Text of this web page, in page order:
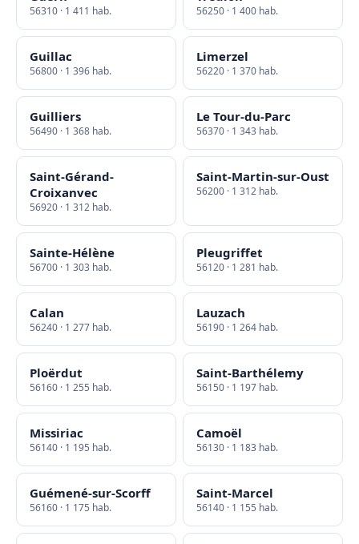
56310 · 1 411 hab. 56250 · 1 400 hab.
Guillac
56800 · 1 396 hab.
Limerzel
56220 · 1 370 hab.
Guilliers
56490 · 1 368 hab.
Le Tour-du-Parc
56370 · 1 343 hab.
Saint-Gérand-
Croixanvec
56920 · 1 312 hab.
Saint-Martin-sur-Oust
56200 · 1 312 hab.
Sainte-Hélène
56700 · 1 303 hab.
Pleugriffet
56120 · 1 281 hab.
Calan
56240 · 1 277 hab.
Lauzach
56190 · 1 264 hab.
Ploërdut
56160 · 1 255 hab.
Saint-Barthélemy
56150 · 1 197 hab.
Missiriac
56140 · 1 195 hab.
Camoël
56130 · 1 183 hab.
Guémené-sur-Scorff
56160 · 1 175 hab.
Saint-Marcel
56140 · 1 155 hab.